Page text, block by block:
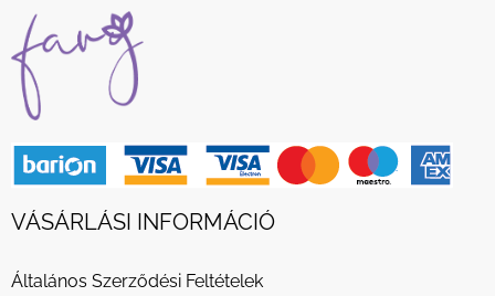
VÁSÁRLÁSI INFORMÁCIÓ
Általános Szerződési Feltételek